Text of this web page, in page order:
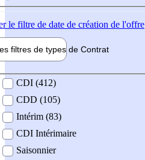
le filtre de date de création de l'offre
filtres de types de Contrat
contrat
CDI (412)
CDD (105)
Intérim (83)
CDI Intérimaire
Saisonnier